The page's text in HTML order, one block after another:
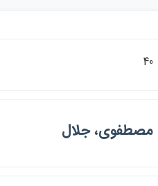
40
مصطفوي، جلال